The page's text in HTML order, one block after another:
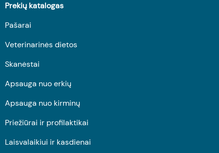
Prekių katalogas
Pašarai
Veterinarinės dietos
Skanėstai
Apsauga nuo erkių
Apsauga nuo kirminų
Priežiūrai ir profilaktikai
Laisvalaikiui ir kasdienai